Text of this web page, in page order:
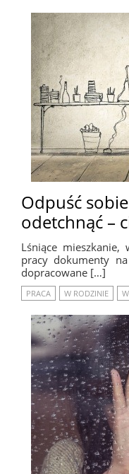
Odpuść
odetchnąć –
Lśniące
pracy dokumenty
dopracowane […]
PRACA W RODZINIE